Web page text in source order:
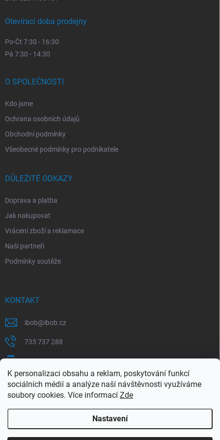
K personalizaci obsahu a reklam, poskytování funkcí
sociálních médií a analýze naší návštěvnosti využíváme
soubory cookies. Více informací Zde
Nastavení
Otevírací doba prodejny
Po-Čt 7:30 - 16:30
Pá 7:30 - 14:30
O SPOLEČNOSTI
Kdo jsme
Ochrana osobních údajů
Obchodní podmínky
Všeobecné podmínky pro podnikatele
DŮLEŽITÉ ODKAZY
Doprava a platba
Jak nakupovat
Vrácení zboží a reklamace
Naši partneři
Podmínky soutěže
KONTAKT
ibob@ibob.cz
733 737 288
607 069 561
Sledujte nás na Facebooku !
ibob_s.r.o/
Copyright 2026ibob s.r.o.. Všechna práva vyhrazena.Upravit nastavení